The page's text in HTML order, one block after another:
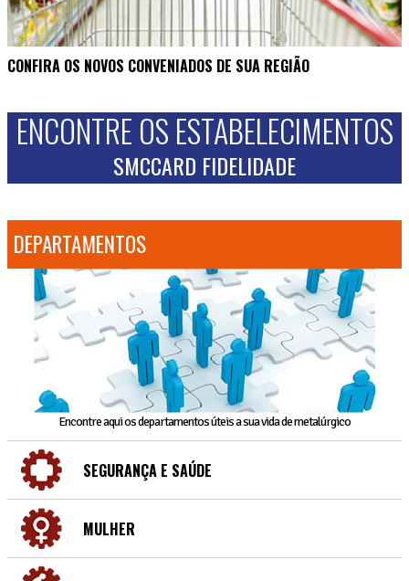
CONFIRA OS NOVOS CONVENIADOS DE SUA REGIÃO
ENCONTRE OS ESTABELECIMENTOS
SMCCARD FIDELIDADE
DEPARTAMENTOS
Encontre aqui os departamentos úteis a sua vida de metalúrgico
SEGURANÇA E SAÚDE
MULHER